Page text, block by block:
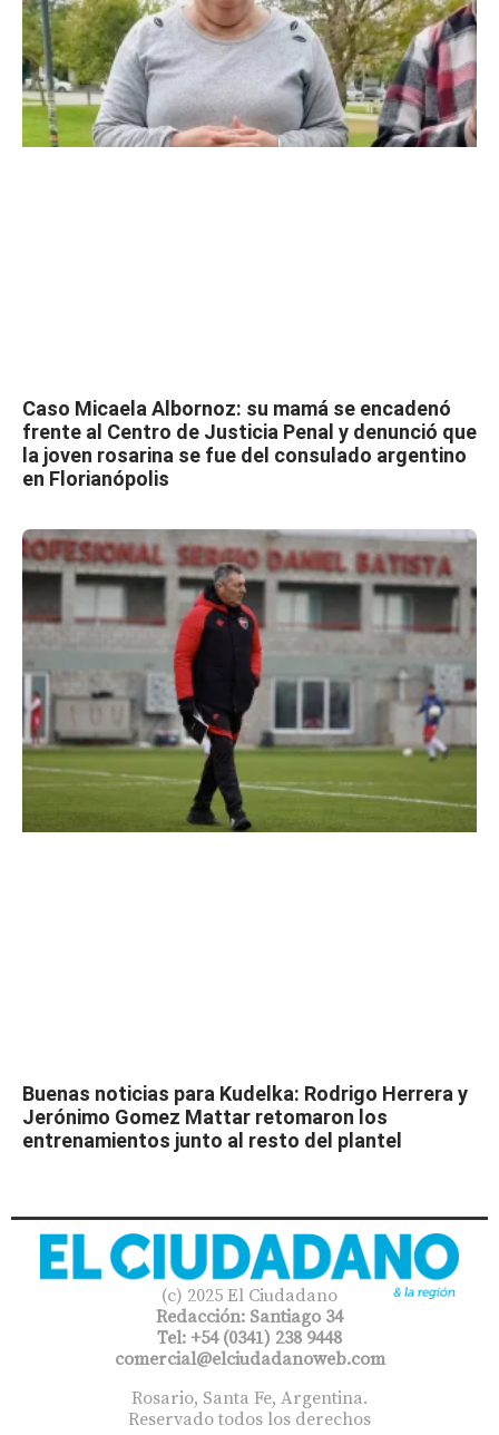
Caso Micaela Albornoz: su mamá se encadenó
frente al Centro de Justicia Penal y denunció que
la joven rosarina se fue del consulado argentino
en Florianópolis
Buenas noticias para Kudelka: Rodrigo Herrera y
Jerónimo Gomez Mattar retomaron los
entrenamientos junto al resto del plantel
(c) 2025 El Ciudadano
Redacción: Santiago 34
Tel: +54 (0341) 238 9448
comercial@elciudadanoweb.com​
Rosario, Santa Fe, Argentina.
Reservado todos los derechos